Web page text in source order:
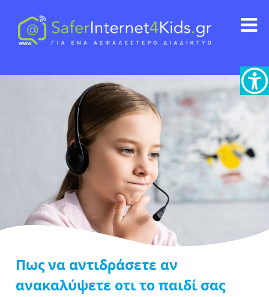
Πως να αντιδράσετε αν
ανακαλύψετε οτι το παιδί σας